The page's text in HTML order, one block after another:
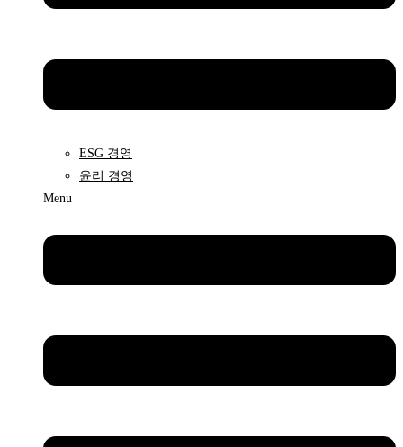
ESG 경영
윤리 경영
Menu